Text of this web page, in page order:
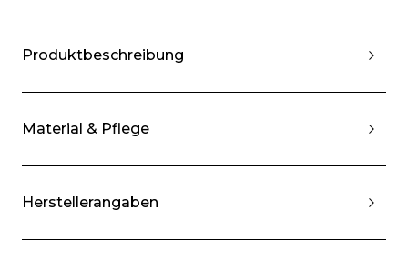
Produktbeschreibung
Material & Pflege
Herstellerangaben